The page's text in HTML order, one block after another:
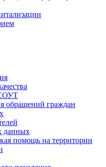
обращений граждан
данных
помощь на территории